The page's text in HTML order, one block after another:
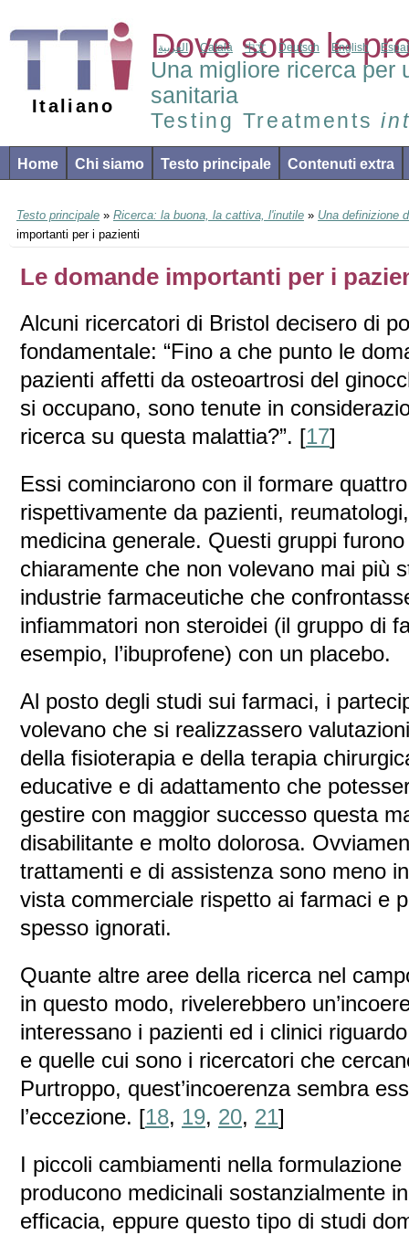
Italiano
Dove sono le
Una migliore ricerca per
sanitaria
Testing Treatments
العربية Català 中文 Deutsch English
Home Chi siamo Testo principale Contenuti extra
Testo principale » Ricerca: la buona, la cattiva, l'inutile » Una definizione
importanti per i pazienti
Le domande importanti per i
Alcuni ricercatori di Bristol decisero di
fondamentale: “Fino a che punto le
pazienti affetti da osteoartrosi del
si occupano, sono tenute in
ricerca su questa malattia?”. [17]
Essi cominciarono con il formare
rispettivamente da pazienti,
medicina generale. Questi gruppi
chiaramente che non volevano mai più
industrie farmaceutiche che
infiammatori non steroidei (il gruppo di
esempio, l’ibuprofene) con un placebo.
Al posto degli studi sui farmaci, i
volevano che si realizzassero
della fisioterapia e della terapia
educative e di adattamento che
gestire con maggior successo questa
disabilitante e molto dolorosa.
trattamenti e di assistenza sono meno
vista commerciale rispetto ai farmaci e
spesso ignorati.
Quante altre aree della ricerca nel
in questo modo, rivelerebbero
interessano i pazienti ed i clinici
e quelle cui sono i ricercatori che
Purtroppo, quest’incoerenza sembra
l’eccezione. [18, 19, 20, 21]
I piccoli cambiamenti nella
producono medicinali sostanzialmente
efficacia, eppure questo tipo di studi